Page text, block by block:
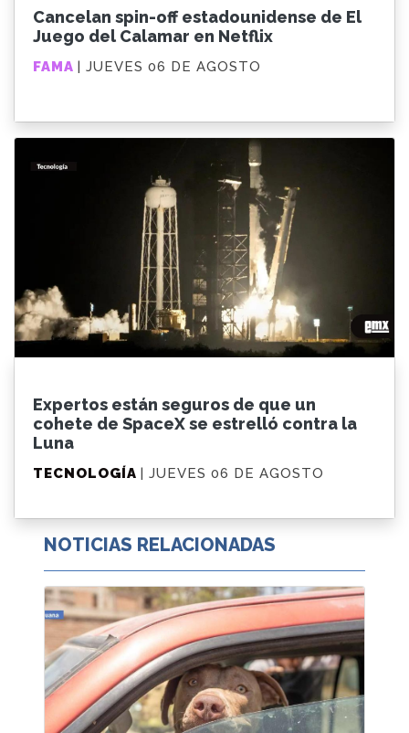
Cancelan spin-off estadounidense de El
Juego del Calamar en Netflix
FAMA | JUEVES 06 DE AGOSTO
Expertos están seguros de que un
cohete de SpaceX se estrelló contra la
Luna
TECNOLOGÍA | JUEVES 06 DE AGOSTO
NOTICIAS RELACIONADAS